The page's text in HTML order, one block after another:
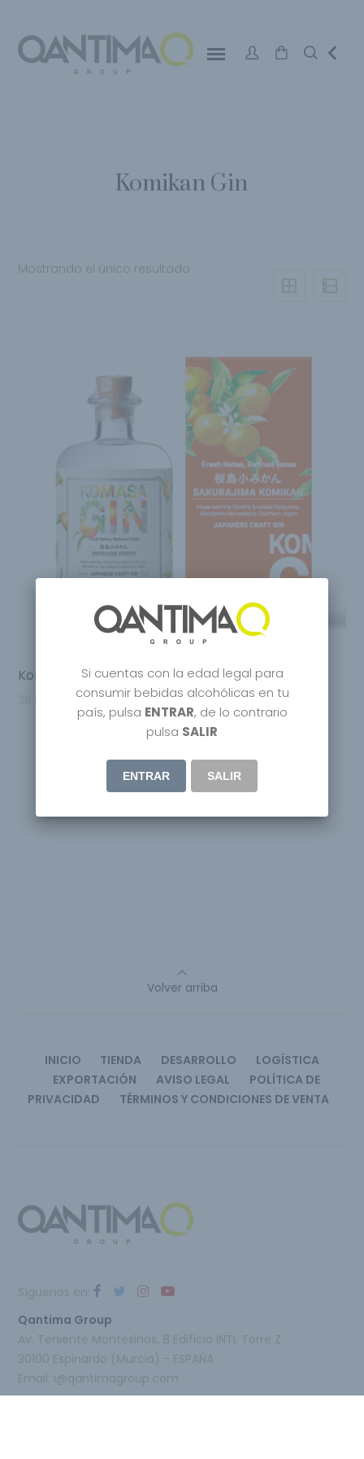
Komikan Gin
Mostrando el único resultado
Komasa Komikan Japanese Craft Gin
36.95
Volver arriba
INICIO TIENDA DESARROLLO
LOGÍSTICA
EXPORTACIÓN
AVISO LEGAL
POLÍTICA DE
PRIVACIDAD
TÉRMINOS Y CONDICIONES DE VENTA
Qantima Group
Si cuentas con la edad legal para
consumir bebidas alcohólicas en tu
país, pulsa ENTRAR, de lo contrario
pulsa SALIR
ENTRAR SALIR